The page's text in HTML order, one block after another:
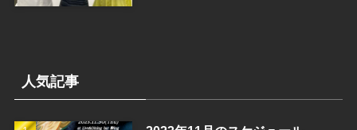
人気記事